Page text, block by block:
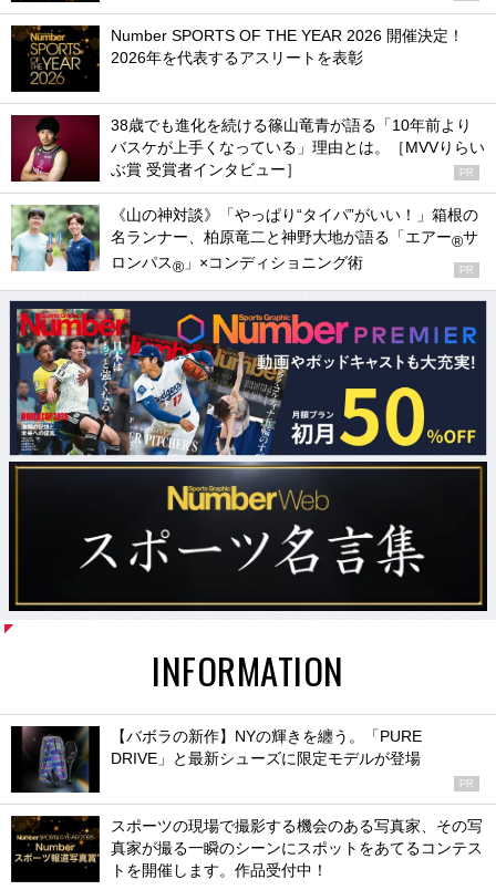
Number SPORTS OF THE YEAR 2026 開催決定！
2026年を代表するアスリートを表彰
38歳でも進化を続ける篠山竜青が語る「10年前より
バスケが上手くなっている」理由とは。［MVVりらい
ぶ賞 受賞者インタビュー］
PR
《山の神対談》「やっぱり“タイパ”がいい！」箱根の
名ランナー、柏原竜二と神野大地が語る「エアー®サ
ロンパス® 」×コンディショニング術 PR
INFORMATION
【バボラの新作】NYの輝きを纏う。「PURE
DRIVE」と最新シューズに限定モデルが登場
PR
スポーツの現場で撮影する機会のある写真家、その写
真家が撮る一瞬のシーンにスポットをあてるコンテス
トを開催します。作品受付中！